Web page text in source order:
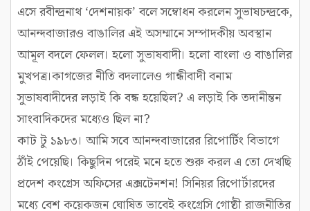
এসে রবীন্দ্রনাথ ‘দেশনায়ক’ বলে সম্বোধন করলেন সুভাষচন্দ্রকে,
আনন্দবাজারও বাঙালির এই অসম্মানে সম্পাদকীয় অবস্থান
আমূল বদলে ফেলল। হলো সুভাষবাদী। হলো বাংলা ও বাঙালির
মুখপত্র।কাগজের নীতি বদলালেও গান্ধীবাদী বনাম
সুভাষবাদীদের লড়াই কি বন্ধ হয়েছিল? এ লড়াই কি তদানীন্তন
সাংবাদিকদের মধ্যেও ছিল না?
কাট টু ১৯৮৩। আমি সবে আনন্দবাজারের রিপোর্টিং বিভাগে
ঠাঁই পেয়েছি। কিছুদিন পরেই মনে হতে শুরু করল এ তো দেখছি
প্রদেশ কংগ্রেস অফিসের এক্সটেনশন! সিনিয়র রিপোর্টারদের
মধ্যে বেশ কয়েকজন ঘোষিত ভাবেই কংগ্রেসি গোষ্ঠী রাজনীতির